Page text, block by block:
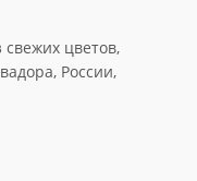
цветов,
России,